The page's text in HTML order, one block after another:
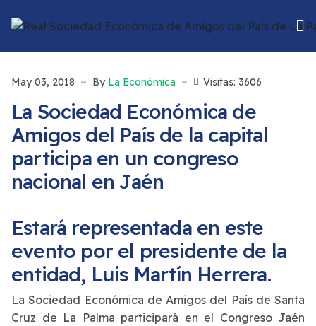
May 03, 2018 By La Económica Visitas: 3606
La Sociedad Económica de
Amigos del País de la capital
participa en un congreso
nacional en Jaén
Estará representada en este
evento por el presidente de la
entidad, Luis Martín Herrera.
La Sociedad Económica de Amigos del País de Santa
Cruz de La Palma participará en el Congreso Jaén